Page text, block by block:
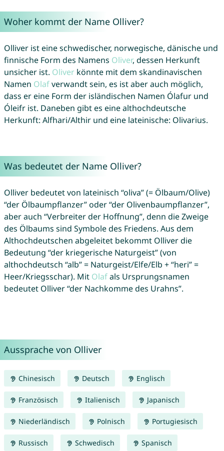
Woher kommt der Name Olliver?
Olliver ist eine schwedischer, norwegische, dänische und
finnische Form des Namens Oliver, dessen Herkunft
unsicher ist. Oliverkönnte mit dem skandinavischen
Namen Olafverwandt sein, es ist aber auch möglich,
dass er eine Form der isländischen Namen Ólafur und
Óleifr ist. Daneben gibt es eine althochdeutsche
Herkunft: Alfhari/Althir und eine lateinische: Olivarius.
Was bedeutet der Name Olliver?
Olliver bedeutet von lateinisch “oliva” (= Ölbaum/Olive)
“der Ölbaumpflanzer” oder “der Olivenbaumpflanzer”,
aber auch “Verbreiter der Hoffnung”, denn die Zweige
des Ölbaums sind Symbole des Friedens. Aus dem
Althochdeutschen abgeleitet bekommt Olliver die
Bedeutung “der kriegerische Naturgeist” (von
althochdeutsch “alb” = Naturgeist/Elfe/Elb + “heri” =
Heer/Kriegsschar). Mit Olafals Ursprungsnamen
bedeutet Olliver “der Nachkomme des Urahns”.
Aussprache von Olliver
Chinesisch Deutsch Englisch
Französisch Italienisch Japanisch
Niederländisch Polnisch Portugiesisch
Russisch Schwedisch Spanisch